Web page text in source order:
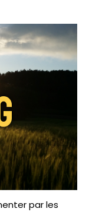
par les